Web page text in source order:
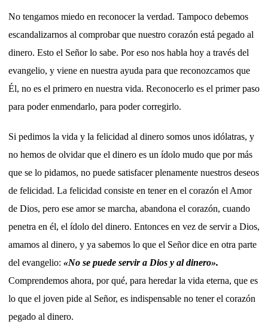
No tengamos miedo en reconocer la verdad. Tampoco debemos
escandalizarnos al comprobar que nuestro corazón está pegado al
dinero. Esto el Señor lo sabe. Por eso nos habla hoy a través del
evangelio, y viene en nuestra ayuda para que reconozcamos que
Él, no es el primero en nuestra vida. Reconocerlo es el primer paso
para poder enmendarlo, para poder corregirlo.
Si pedimos la vida y la felicidad al dinero somos unos idólatras, y
no hemos de olvidar que el dinero es un ídolo mudo que por más
que se lo pidamos, no puede satisfacer plenamente nuestros deseos
de felicidad. La felicidad consiste en tener en el corazón el Amor
de Dios, pero ese amor se marcha, abandona el corazón, cuando
penetra en él, el ídolo del dinero. Entonces en vez de servir a Dios,
amamos al dinero, y ya sabemos lo que el Señor dice en otra parte
del evangelio: «No se puede servir a Dios y al dinero».
Comprendemos ahora, por qué, para heredar la vida eterna, que es
lo que el joven pide al Señor, es indispensable no tener el corazón
pegado al dinero.